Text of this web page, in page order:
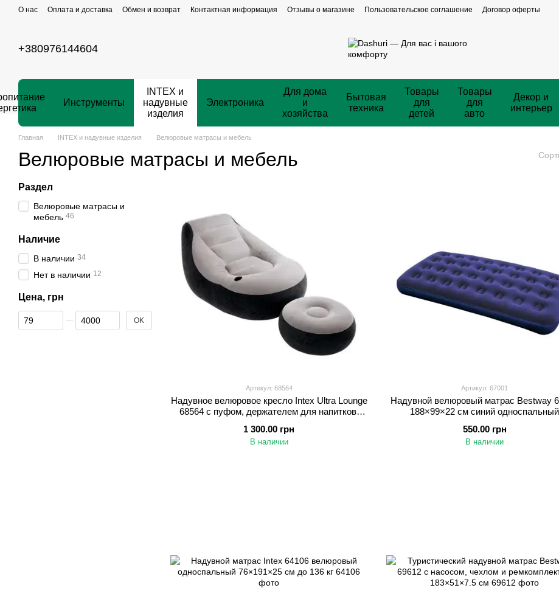
Перейти к основному контенту
О нас Оплата и доставка Обмен и возврат Контактная информация Отзывы о магазине Пользовательское соглашение Договор оферты
+380976144604
Инструменты
INTEX и
надувные
изделия
Электроника
Для дома
и
хозяйства
Бытовая
техника
Товары
для
детей
Товары
для
авто
Декор и
интерьер
Главная INTEX и надувные изделия Велюровые матрасы и мебель
Велюровые матрасы и мебель
Артикул: 68564
Надувное велюровое кресло Intex Ultra Lounge
68564 с пуфом, держателем для напитков,
1 300.00 грн
В наличии
Артикул: 67001
Надувной велюровый матрас Bestway
188×99×22 см синий односпальный
550.00 грн
В наличии
Раздел
Велюровые матрасы и
мебель 46
Наличие
В наличии 34
Нет в наличии 12
Цена, грн
От Цена, грн
До Цена, грн OK